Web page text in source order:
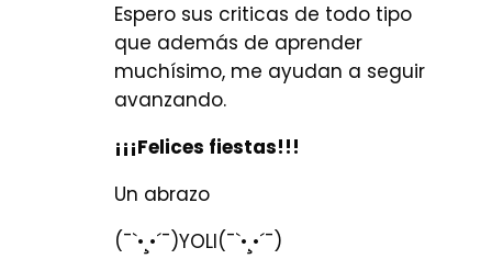
Espero sus criticas de todo tipo
que además de aprender
muchísimo, me ayudan a seguir
avanzando.
¡¡¡Felices fiestas!!!
Un abrazo
(¯`•¸•´¯)YOLI(¯`•¸•´¯)